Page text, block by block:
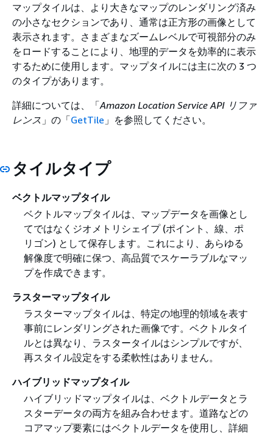
マップタイルは、より大きなマップのレンダリング済み
の小さなセクションであり、通常は正方形の画像として
表示されます。さまざまなズームレベルで可視部分のみ
をロードすることにより、地理的データを効率的に表示
するために使用します。マップタイルには主に次の 3 つ
のタイプがあります。
詳細については、「Amazon Location Service API リファ
レンス 」の「GetTile 」を参照してください。
タイルタイプ
ベクトルマップタイル
ベクトルマップタイルは、マップデータを画像とし
てではなくジオメトリシェイプ (ポイント、線、ポ
リゴン) として保存します。これにより、あらゆる
解像度で明確に保つ、高品質でスケーラブルなマッ
プを作成できます。
ラスターマップタイル
ラスターマップタイルは、特定の地理的領域を表す
事前にレンダリングされた画像です。ベクトルタイ
ルとは異なり、ラスタータイルはシンプルですが、
再スタイル設定をする柔軟性はありません。
ハイブリッドマップタイル
ハイブリッドマップタイルは、ベクトルデータとラ
スターデータの両方を組み合わせます。道路などの
コアマップ要素にはベクトルデータを使用し、詳細